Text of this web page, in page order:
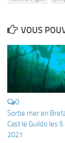
ECOLE DE
Formations
Jeune
VOUS
0
Sortie mer en
Cast le Guildo les
2021